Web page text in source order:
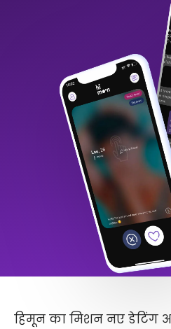
हिमून का मिशन नए डेटिंग